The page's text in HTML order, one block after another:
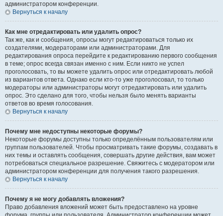
администратором конференции.
Вернуться к началу
Как мне отредактировать или удалить опрос?
Так же, как и сообщения, опросы могут редактироваться только их
создателями, модераторами или администраторами. Для
редактирования опроса перейдите к редактированию первого сообщения
в теме; опрос всегда связан именно с ним. Если никто не успел
проголосовать, то вы можете удалить опрос или отредактировать любой
из вариантов ответа. Однако если кто-то уже проголосовал, то только
модераторы или администраторы могут отредактировать или удалить
опрос. Это сделано для того, чтобы нельзя было менять варианты
ответов во время голосования.
Вернуться к началу
Почему мне недоступны некоторые форумы?
Некоторые форумы доступны только определённым пользователям или
группам пользователей. Чтобы просматривать такие форумы, создавать в
них темы и оставлять сообщения, совершать другие действия, вам может
потребоваться специальное разрешение. Свяжитесь с модератором или
администратором конференции для получения такого разрешения.
Вернуться к началу
Почему я не могу добавлять вложения?
Право добавления вложений может быть предоставлено на уровне